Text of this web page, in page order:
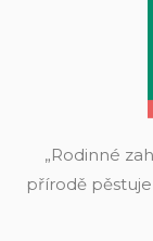
„Rodinné
přírodě